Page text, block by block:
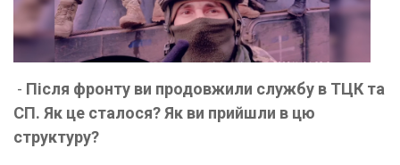
- Після фронту ви продовжили службу в ТЦК та
СП. Як це сталося? Як ви прийшли в цю
структуру?